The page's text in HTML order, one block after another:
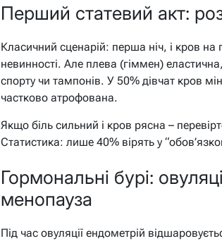
Перший статевий акт:
Класичний сценарій: перша ніч, і кров на
невинності. Але плева (гіммен)
спорту чи тампонів. У 50% дівчат кров
частково атрофована.
Якщо біль сильний і кров рясна –
Статистика: лише 40% вірять у
Гормональні бурі:
менопауза
Під час овуляції ендометрій